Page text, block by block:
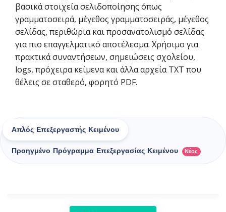
βασικά στοιχεία σελιδοποίησης όπως
γραμματοσειρά, μέγεθος γραμματοσειράς, μέγεθος
σελίδας, περιθώρια και προσανατολισμό σελίδας
για πιο επαγγελματικό αποτέλεσμα. Χρήσιμο για
πρακτικά συναντήσεων, σημειώσεις σχολείου,
logs, πρόχειρα κείμενα και άλλα αρχεία TXT που
θέλεις σε σταθερό, φορητό PDF.
Απλός Επεξεργαστής Κειμένου
Προηγμένο Πρόγραμμα Επεξεργασίας Κειμένου
Νέος